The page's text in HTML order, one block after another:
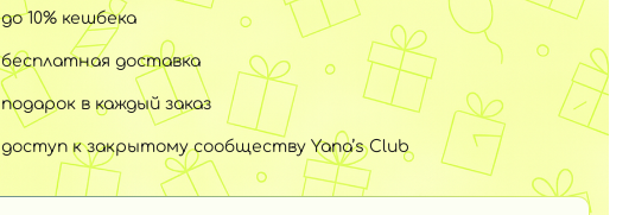
до 10% кешбека
бесплатная доставка
подарок в каждый заказ
доступ к закрытому сообществу Yana’s Club